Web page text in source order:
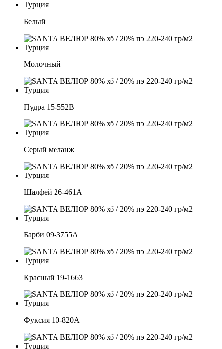
Белый
Молочный
Пудра 15-552В
Серый меланж
Шалфей 26-461А
Барби 09-3755А
Красный 19-1663
Фуксия 10-820А